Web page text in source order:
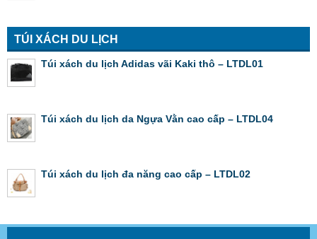
TÚI XÁCH DU LỊCH
Túi xách du lịch Adidas vãi Kaki thô – LTDL01
Túi xách du lịch da Ngựa Vằn cao cấp – LTDL04
Túi xách du lịch đa năng cao cấp – LTDL02